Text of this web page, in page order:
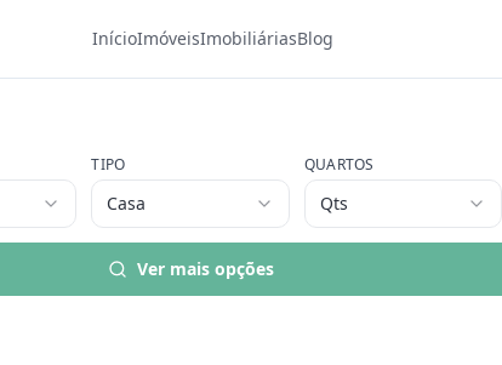
InícioImóveisImobiliáriasBlog
TIPO
Casa
QUARTOS
Qts
Ver mais opções